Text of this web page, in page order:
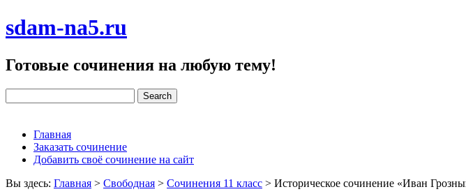
sdam-na5.ru
Готовые сочинения на любую тему!
Главная
Заказать сочинение
Добавить своё сочинение на сайт
Вы здесь: Главная > Свободная > Сочинения 11 класс > Историческое сочинение «Иван